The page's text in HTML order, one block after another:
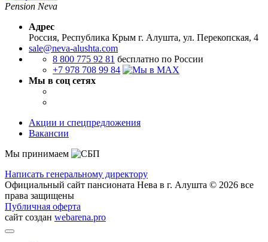
Pension Neva
Адрес
Россия, Республика Крым г. Алушта, ул. Перекопская, 4
sale@neva-alushta.com
8 800 775 92 81 бесплатно по России
+7 978 708 99 84
Мы в соц сетях
Акции и спецпредложения
Вакансии
Мы принимаем
Написать генеральному директору
Официальный сайт пансионата Нева в г. Алушта © 2026 все
права защищены
Публичная оферта
сайт создан webarena.pro